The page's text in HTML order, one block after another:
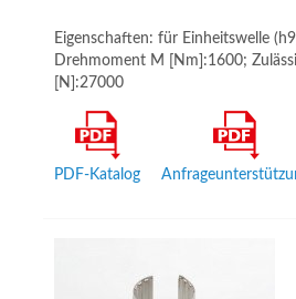
Eigenschaften: für Einheitswelle
Drehmoment M [Nm]:1600;
[N]:27000
PDF-Katalog